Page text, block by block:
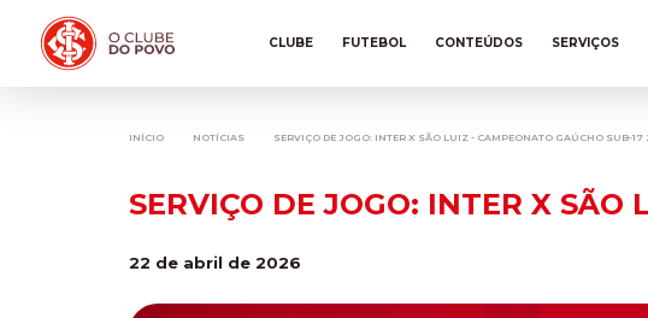
CLUBE FUTEBOL CONTEÚDOS SERVIÇOS
INÍCIO NOTÍCIAS SERVIÇO DE JOGO: INTER X SÃO LUIZ - CAMPEONATO GAÚCHO SUB-
SERVIÇO DE JOGO: INTER X SÃO
22 de abril de 2026